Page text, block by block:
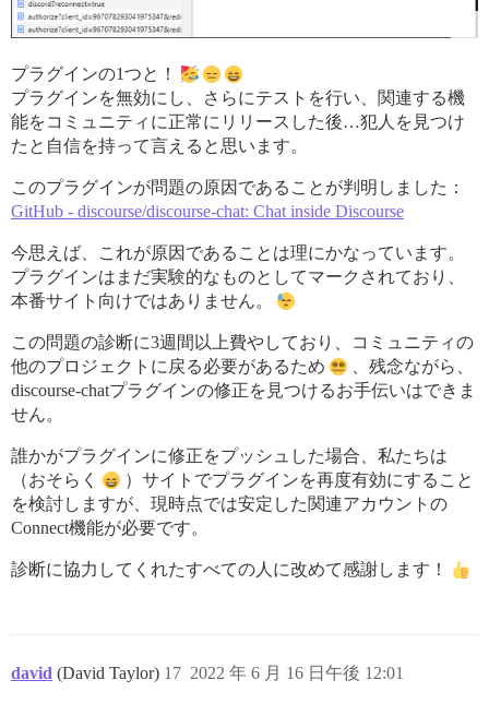
プラグインの1つと！
プラグインを無効にし、さらにテストを行い、関連する機
能をコミュニティに正常にリリースした後…犯人を見つけ
たと自信を持って言えると思います。
このプラグインが問題の原因であることが判明しました：
GitHub - discourse/discourse-chat: Chat inside Discourse
今思えば、これが原因であることは理にかなっています。
プラグインはまだ実験的なものとしてマークされており、
本番サイト向けではありません。
この問題の診断に3週間以上費やしており、コミュニティの
他のプロジェクトに戻る必要があるため
、残念ながら、
discourse-chatプラグインの修正を見つけるお手伝いはできま
せん。
誰かがプラグインに修正をプッシュした場合、私たちは
（おそらく
）サイトでプラグインを再度有効にすること
を検討しますが、現時点では安定した関連アカウントの
Connect機能が必要です。
診断に協力してくれたすべての人に改めて感謝します！
david (David Taylor) 2022 年 6 月 16 日午後 12:01
17